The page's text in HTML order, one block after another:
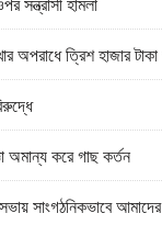
অপরাধে ত্রিশ হাজার টাকা
অমান্য করে গাছ কর্তন
সাংগঠনিকভাবে